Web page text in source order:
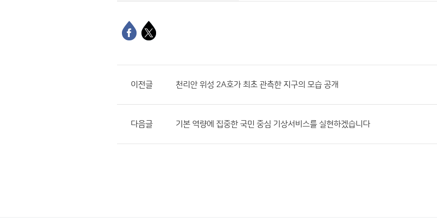
이전글 천리안 위성 2A호가 최초 관측한 지구의 모습 공개
다음글 기본 역량에 집중한 국민 중심 기상서비스를 실현하겠습니다